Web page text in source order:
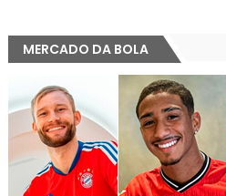
MERCADO DA BOLA